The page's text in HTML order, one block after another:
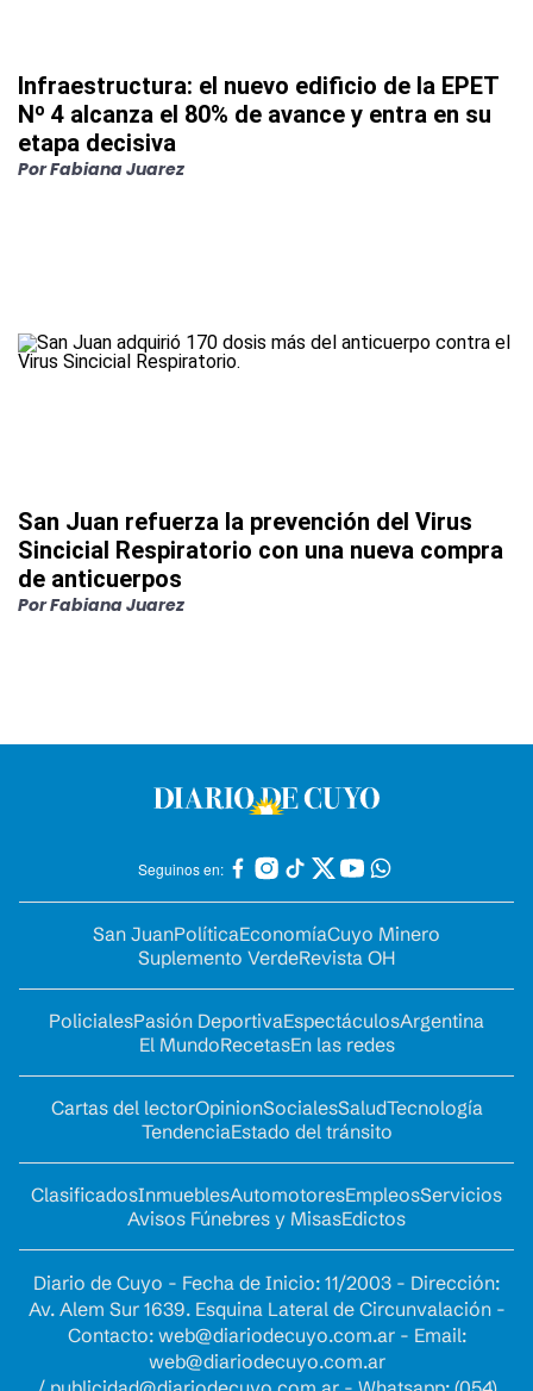
Infraestructura: el nuevo edificio de la EPET
Nº 4 alcanza el 80% de avance y entra en su
etapa decisiva
PorFabiana Juarez
San Juan refuerza la prevención del Virus
Sincicial Respiratorio con una nueva compra
de anticuerpos
PorFabiana Juarez
Seguinos en:
San JuanPolíticaEconomíaCuyo Minero
Suplemento VerdeRevista OH
PolicialesPasión DeportivaEspectáculosArgentina
El MundoRecetasEn las redes
Cartas del lectorOpinionSocialesSaludTecnología
TendenciaEstado del tránsito
ClasificadosInmueblesAutomotoresEmpleosServicios
Avisos Fúnebres y MisasEdictos
Diario de Cuyo - Fecha de Inicio: 11/2003 - Dirección:
Av. Alem Sur 1639. Esquina Lateral de Circunvalación -
Contacto: web@diariodecuyo.com.ar- Email:
web@diariodecuyo.com.ar